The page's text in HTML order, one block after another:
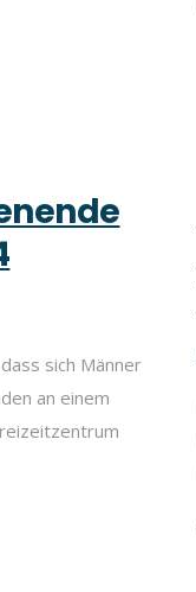
sich Männer
an einem